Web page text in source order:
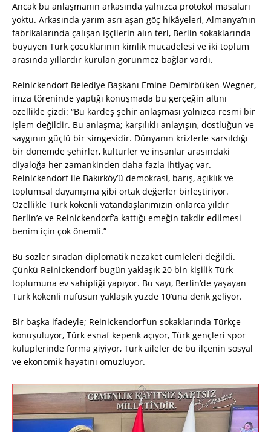
Ancak bu anlaşmanın arkasında yalnızca protokol masaları
yoktu. Arkasında yarım asrı aşan göç hikâyeleri, Almanya’nın
fabrikalarında çalışan işçilerin alın teri, Berlin sokaklarında
büyüyen Türk çocuklarının kimlik mücadelesi ve iki toplum
arasında yıllardır kurulan görünmez bağlar vardı.
Reinickendorf Belediye Başkanı Emine Demirbüken-Wegner,
imza töreninde yaptığı konuşmada bu gerçeğin altını
özellikle çizdi: “Bu kardeş şehir anlaşması yalnızca resmi bir
işlem değildir. Bu anlaşma; karşılıklı anlayışın, dostluğun ve
saygının güçlü bir simgesidir. Dünyanın krizlerle sarsıldığı
bir dönemde şehirler, kültürler ve insanlar arasındaki
diyaloğa her zamankinden daha fazla ihtiyaç var.
Reinickendorf ile Bakırköy’ü demokrasi, barış, açıklık ve
toplumsal dayanışma gibi ortak değerler birleştiriyor.
Özellikle Türk kökenli vatandaşlarımızın onlarca yıldır
Berlin’e ve Reinickendorf’a kattığı emeğin takdir edilmesi
benim için çok önemli.”
Bu sözler sıradan diplomatik nezaket cümleleri değildi.
Çünkü Reinickendorf bugün yaklaşık 20 bin kişilik Türk
toplumuna ev sahipliği yapıyor. Bu sayı, Berlin’de yaşayan
Türk kökenli nüfusun yaklaşık yüzde 10’una denk geliyor.
Bir başka ifadeyle; Reinickendorf’un sokaklarında Türkçe
konuşuluyor, Türk esnaf kepenk açıyor, Türk gençleri spor
kulüplerinde forma giyiyor, Türk aileler de bu ilçenin sosyal
ve ekonomik hayatını omuzluyor.